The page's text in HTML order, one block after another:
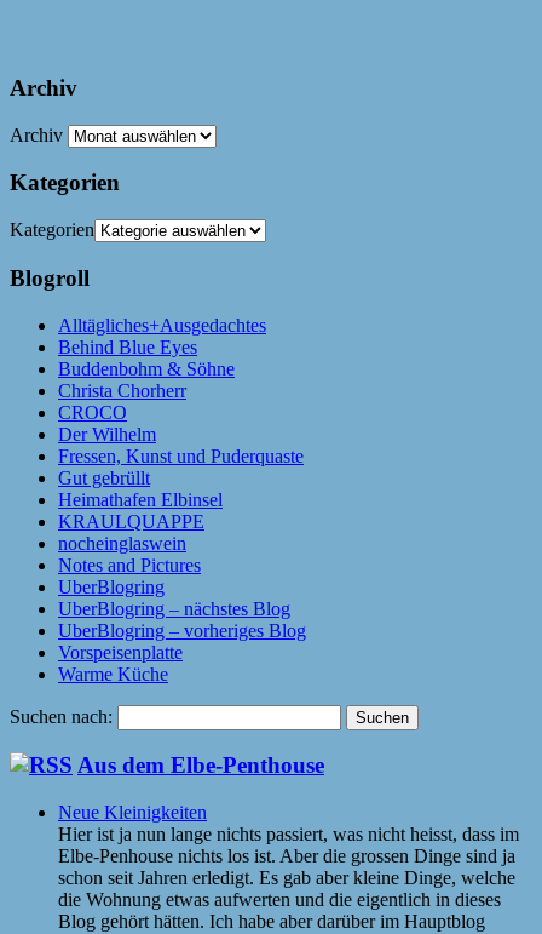
Archiv
Archiv
Kategorien
Kategorien
Blogroll
Alltägliches+Ausgedachtes
Behind Blue Eyes
Buddenbohm & Söhne
Christa Chorherr
CROCO
Der Wilhelm
Fressen, Kunst und Puderquaste
Gut gebrüllt
Heimathafen Elbinsel
KRAULQUAPPE
nocheinglaswein
Notes and Pictures
UberBlogring
UberBlogring – nächstes Blog
UberBlogring – vorheriges Blog
Vorspeisenplatte
Warme Küche
Suchen nach:
Aus dem Elbe-Penthouse
Neue Kleinigkeiten
Hier ist ja nun lange nichts passiert, was nicht heisst, dass im
Elbe-Penhouse nichts los ist. Aber die grossen Dinge sind ja
schon seit Jahren erledigt. Es gab aber kleine Dinge, welche
die Wohnung etwas aufwerten und die eigentlich in dieses
Blog gehört hätten. Ich habe aber darüber im Hauptblog